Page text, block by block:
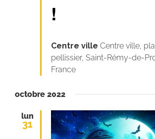
!
Centre villeCentre ville,
pellissier, Saint-Rémy-de-
France
octobre 2022
lun
31